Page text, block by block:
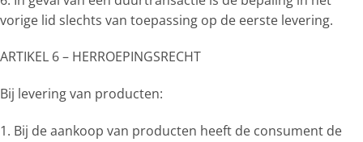
vorige lid slechts van toepassing op de eerste levering.
ARTIKEL 6 – HERROEPINGSRECHT
Bij levering van producten:
1. Bij de aankoop van producten heeft de consument de